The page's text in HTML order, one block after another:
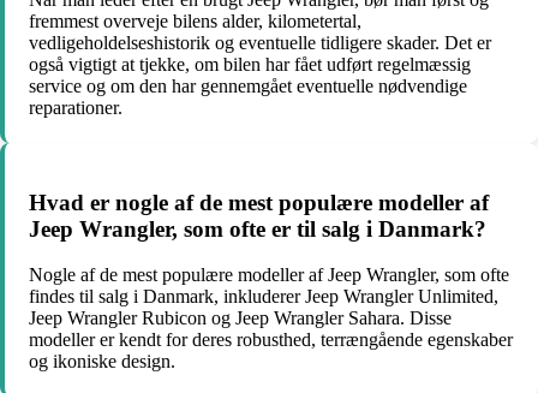
fremmest overveje bilens alder, kilometertal,
vedligeholdelseshistorik og eventuelle tidligere skader. Det er
også vigtigt at tjekke, om bilen har fået udført regelmæssig
service og om den har gennemgået eventuelle nødvendige
reparationer.
Hvad er nogle af de mest populære modeller af
Jeep Wrangler, som ofte er til salg i Danmark?
Nogle af de mest populære modeller af Jeep Wrangler, som ofte
findes til salg i Danmark, inkluderer Jeep Wrangler Unlimited,
Jeep Wrangler Rubicon og Jeep Wrangler Sahara. Disse
modeller er kendt for deres robusthed, terrængående egenskaber
og ikoniske design.